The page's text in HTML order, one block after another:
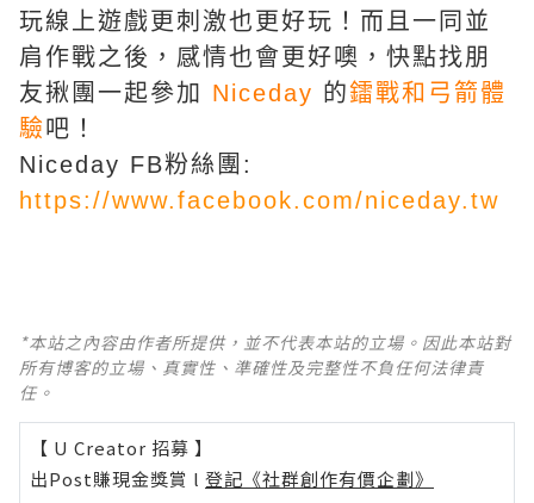
玩線上遊戲更刺激也更好玩！而且一同並
肩作戰之後，感情也會更好噢，快點找朋
友揪團一起參加 Niceday 的鐳戰和弓箭體
驗吧！
Niceday FB粉絲團:
https://www.facebook.com/niceday.tw
*本站之內容由作者所提供，並不代表本站的立場。因此本站對
所有博客的立場、真實性、準確性及完整性不負任何法律責
任。
【 U Creator 招募 】
出Post賺現金獎賞 l 登記《社群創作有價企劃》